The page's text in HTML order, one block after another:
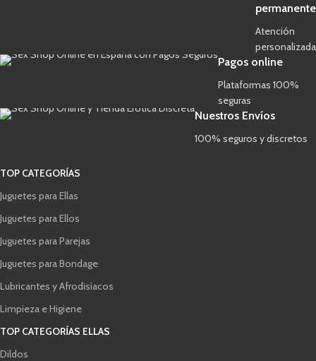
permanente
Atención
personalizada
Pagos online
Plataformas 100%
seguras
Nuestros Envíos
100% seguros y discretos
TOP CATEGORÍAS
Juguetes para Ellas
Juguetes para Ellos
Juguetes para Parejas
Juguetes para Bondage
Lubricantes y Afrodisíacos
Limpieza e Higiene
TOP CATEGORÍAS ELLAS
Dildos